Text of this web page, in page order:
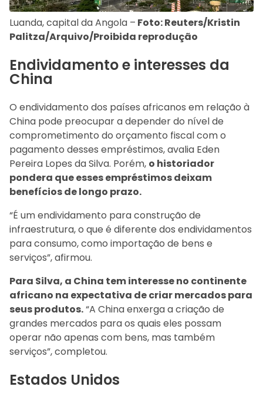
Luanda, capital da Angola – Foto: Reuters/Kristin
Palitza/Arquivo/Proibida reprodução
Endividamento e interesses da
China
O endividamento dos países africanos em relação à
China pode preocupar a depender do nível de
comprometimento do orçamento fiscal com o
pagamento desses empréstimos, avalia Eden
Pereira Lopes da Silva. Porém, o historiador
pondera que esses empréstimos deixam
benefícios de longo prazo.
“É um endividamento para construção de
infraestrutura, o que é diferente dos endividamentos
para consumo, como importação de bens e
serviços”, afirmou.
Para Silva, a China tem interesse no continente
africano na expectativa de criar mercados para
seus produtos.“A China enxerga a criação de
grandes mercados para os quais eles possam
operar não apenas com bens, mas também
serviços”, completou.
Estados Unidos